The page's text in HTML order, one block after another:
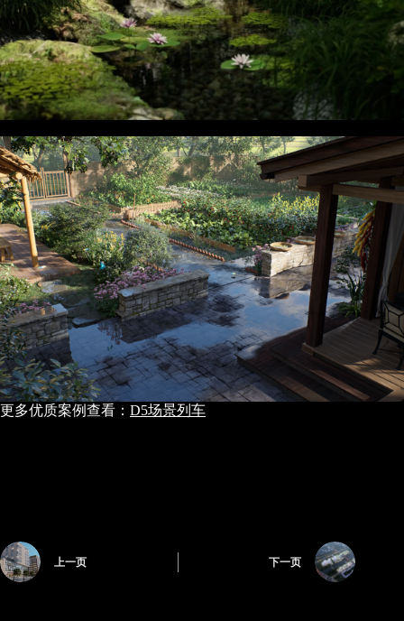
更多优质案例查看： D5场景列车
上一页 下一页